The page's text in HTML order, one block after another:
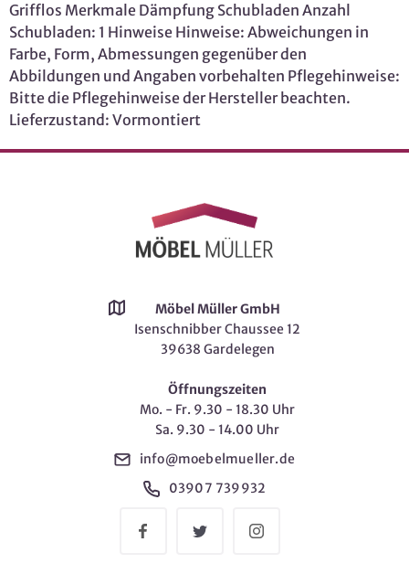
Grifflos Merkmale Dämpfung Schubladen Anzahl
Schubladen: 1 Hinweise Hinweise: Abweichungen in
Farbe, Form, Abmessungen gegenüber den
Abbildungen und Angaben vorbehalten Pflegehinweise:
Bitte die Pflegehinweise der Hersteller beachten.
Lieferzustand: Vormontiert
Möbel Müller GmbH
Isenschnibber Chaussee 12
39638 Gardelegen
Öffnungszeiten
Mo. - Fr. 9.30 - 18.30 Uhr
Sa. 9.30 - 14.00 Uhr
info@moebelmueller.de
03907 739932